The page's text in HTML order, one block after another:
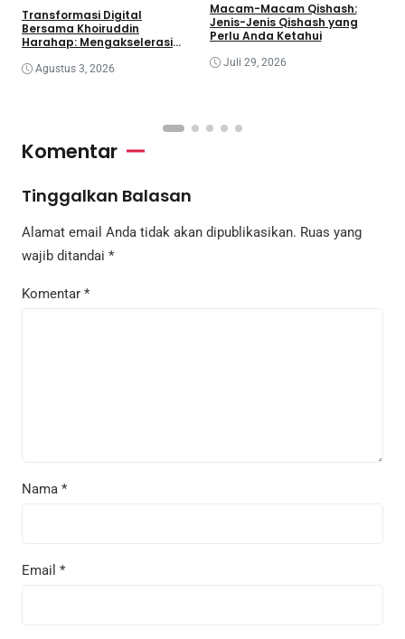
​Transformasi Digital
Bersama Khoiruddin
Harahap: Mengakselerasi
Ekosistem Kreator
Agustus 3, 2026
Macam-Macam Qishash:
Jenis-Jenis Qishash yang
Perlu Anda Ketahui
Juli 29, 2026
Komentar
Tinggalkan Balasan
Alamat email Anda tidak akan dipublikasikan. Ruas yang
wajib ditandai *
Komentar *
Nama *
Email *